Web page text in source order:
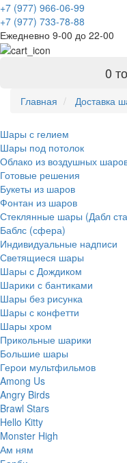
+7 (977) 966-06-99
+7 (977) 733-78-88
Ежедневно 9-00 до 22-00
0
Главная Доставка
Шары с гелием
Шары под потолок
Облако из воздушных
Готовые решения
Букеты из шаров
Фонтан из шаров
Стеклянные шары (Дабл
Баблс (сфера)
Индивидуальные надписи
Светящиеся шары
Шары с Дождиком
Шарики с бантиками
Шары без рисунка
Шары с конфетти
Шары хром
Прикольные шарики
Большие шары
Герои мультфильмов
Among Us
Angry Birds
Brawl Stars
Hello Kitty
Monster High
Ам ням